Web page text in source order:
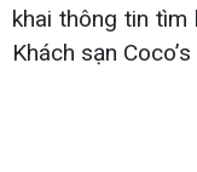
khai thông tin tìm
Khách sạn